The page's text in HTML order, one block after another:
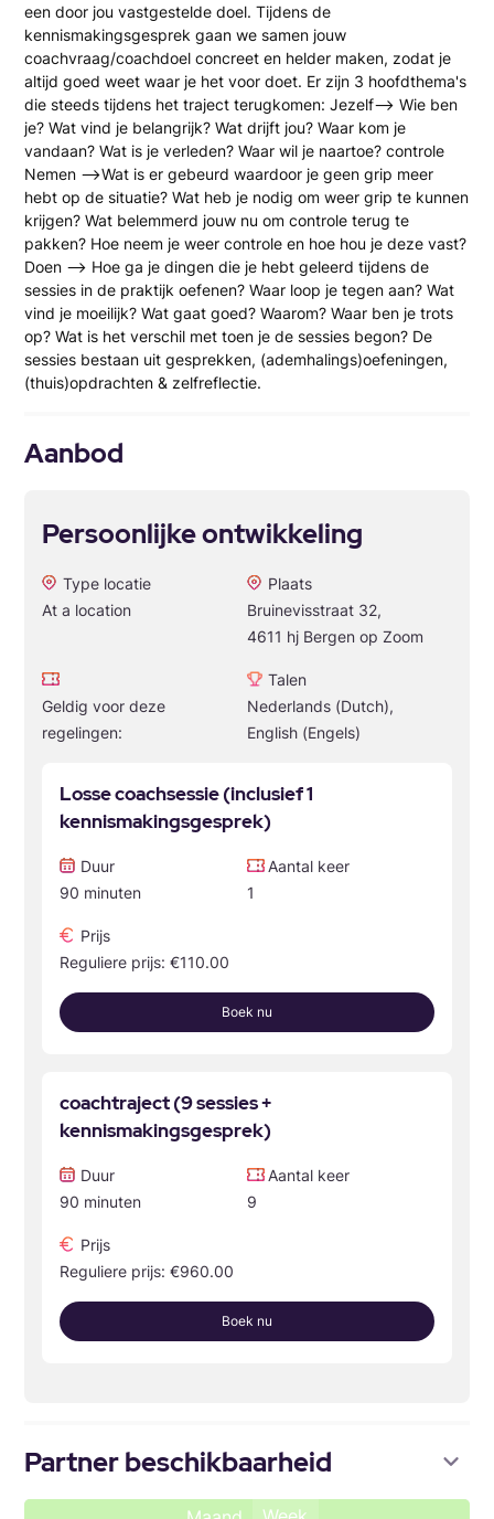
een door jou vastgestelde doel. Tijdens de
kennismakingsgesprek gaan we samen jouw
coachvraag/coachdoel concreet en helder maken, zodat je
altijd goed weet waar je het voor doet. Er zijn 3 hoofdthema's
die steeds tijdens het traject terugkomen: Jezelf--> Wie ben
je? Wat vind je belangrijk? Wat drijft jou? Waar kom je
vandaan? Wat is je verleden? Waar wil je naartoe? controle
Nemen -->Wat is er gebeurd waardoor je geen grip meer
hebt op de situatie? Wat heb je nodig om weer grip te kunnen
krijgen? Wat belemmerd jouw nu om controle terug te
pakken? Hoe neem je weer controle en hoe hou je deze vast?
Doen --> Hoe ga je dingen die je hebt geleerd tijdens de
sessies in de praktijk oefenen? Waar loop je tegen aan? Wat
vind je moeilijk? Wat gaat goed? Waarom? Waar ben je trots
op? Wat is het verschil met toen je de sessies begon? De
sessies bestaan uit gesprekken, (ademhalings)oefeningen,
(thuis)opdrachten & zelfreflectie.
Aanbod
Persoonlijke ontwikkeling
Type locatie
At a location
Plaats
Bruinevisstraat 32,
4611 hj Bergen op Zoom
Geldig voor deze
regelingen:
Talen
Nederlands (Dutch),
English (Engels)
Losse coachsessie (inclusief 1
kennismakingsgesprek)
Duur
90 minuten
Aantal keer
1
Prijs
Reguliere prijs: €110.00
Boek nu
coachtraject (9 sessies +
kennismakingsgesprek)
Duur
90 minuten
Aantal keer
9
Prijs
Reguliere prijs: €960.00
Boek nu
Partner beschikbaarheid